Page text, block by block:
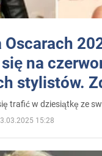
na
stylistów.
trafić w dziesiątkę ze
15:28